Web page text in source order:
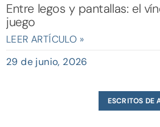
Entre legos y pantallas: el
juego
LEER ARTÍCULO »
29 de junio, 2026
ESCRITOS DE